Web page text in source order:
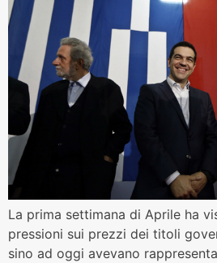
La prima settimana di Aprile ha
pressioni sui prezzi dei titoli
sino ad oggi avevano